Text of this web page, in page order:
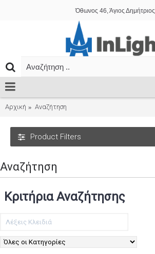
Όθωνος 46, Άγιος Δημήτριος
Αρχική Αναζήτηση
Product Filters
Αναζήτηση
Κριτήρια Αναζήτησης